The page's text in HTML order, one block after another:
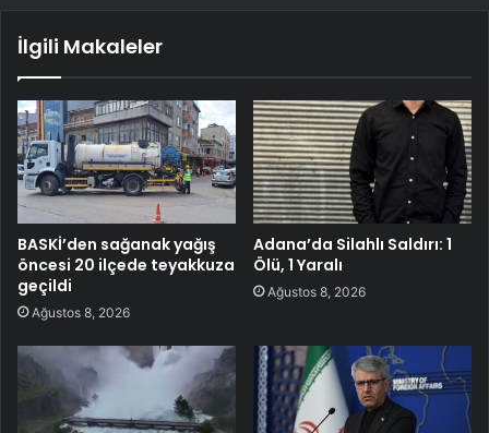
İlgili Makaleler
BASKİ’den sağanak yağış
öncesi 20 ilçede teyakkuza
geçildi
Ağustos 8, 2026
Adana’da Silahlı Saldırı: 1
Ölü, 1 Yaralı
Ağustos 8, 2026